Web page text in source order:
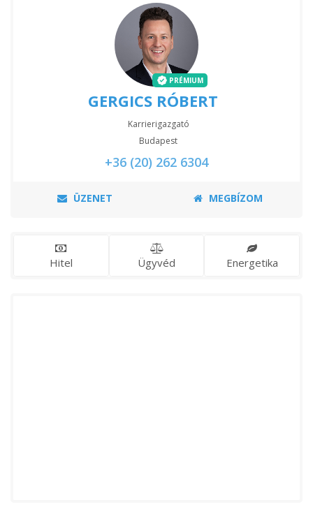
PRÉMIUM
GERGICS RÓBERT
Karrierigazgató
Budapest
+36 (20) 262 6304
ÜZENET MEGBÍZOM
Hitel Ügyvéd Energetika